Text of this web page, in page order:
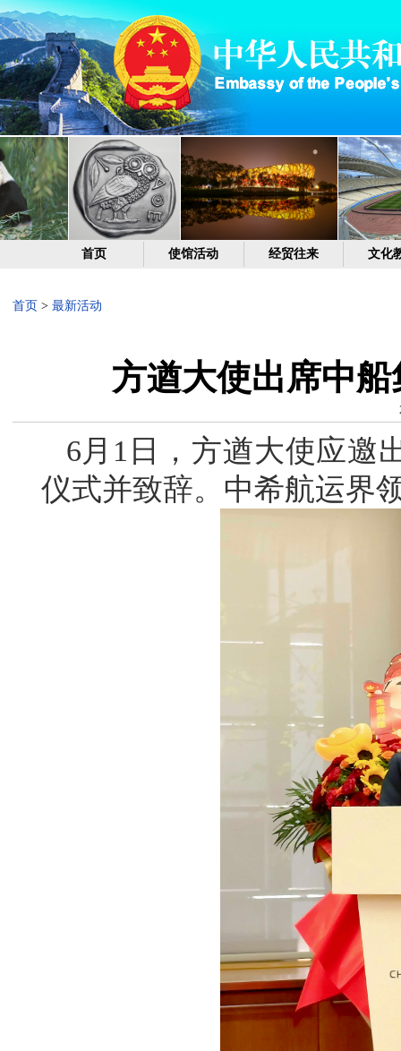
首页 使馆活动 经贸往来 文化
首页 > 最新活动
方遒大使出席中
6月1日，方遒大使应邀
仪式并致辞。中希航运界